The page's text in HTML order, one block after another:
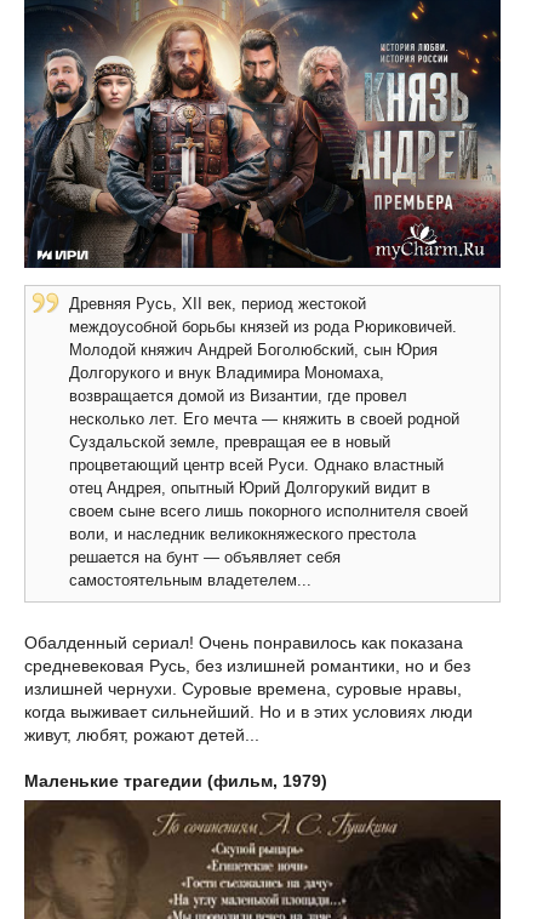
Древняя Русь, XII век, период жестокой
междоусобной борьбы князей из рода Рюриковичей.
Молодой княжич Андрей Боголюбский, сын Юрия
Долгорукого и внук Владимира Мономаха,
возвращается домой из Византии, где провел
несколько лет. Его мечта — княжить в своей родной
Суздальской земле, превращая ее в новый
процветающий центр всей Руси. Однако властный
отец Андрея, опытный Юрий Долгорукий видит в
своем сыне всего лишь покорного исполнителя своей
воли, и наследник великокняжеского престола
решается на бунт — объявляет себя
самостоятельным владетелем...
Обалденный сериал! Очень понравилось как показана
средневековая Русь, без излишней романтики, но и без
излишней чернухи. Суровые времена, суровые нравы,
когда выживает сильнейший. Но и в этих условиях люди
живут, любят, рожают детей...
Маленькие трагедии (фильм, 1979)